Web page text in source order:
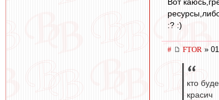
Вот
:? :)
# FTOR »
кто
красич